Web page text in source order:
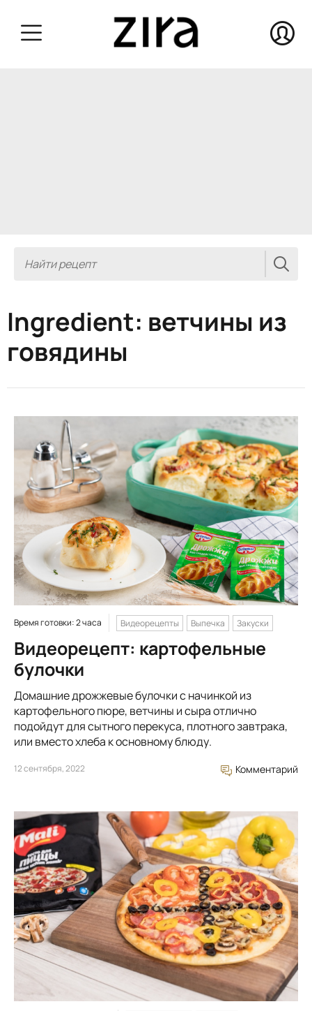
Ingredient: ветчины из
говядины
Время готовки: 2 часа Видеорецепты Выпечка Закуски
Видеорецепт: картофельные
булочки
Домашние дрожжевые булочки с начинкой из
картофельного пюре, ветчины и сыра отлично
подойдут для сытного перекуса, плотного завтрака,
или вместо хлеба к основному блюду.
12 сентября, 2022 Комментарий